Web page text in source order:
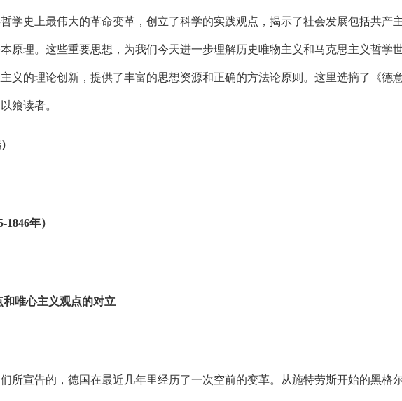
学史上最伟大的革命变革，创立了科学的实践观点，揭示了社会发展包括共产
原理。这些重要思想，为我们今天进一步理解历史唯物主义和马克思主义哲学
义的理论创新，提供了丰富的思想资源和正确的方法论原则。这里选摘了《德
飨读者。
年）
唯心主义观点的对立
宣告的，德国在最近几年里经历了一次空前的变革。从施特劳斯开始的黑格